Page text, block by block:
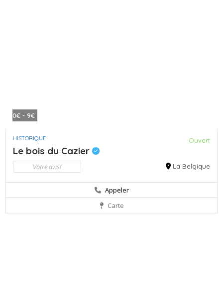
0€ - 9€
HISTORIQUE Ouvert
Le bois du Cazier
Votre avis! La Belgique
Appeler
Carte